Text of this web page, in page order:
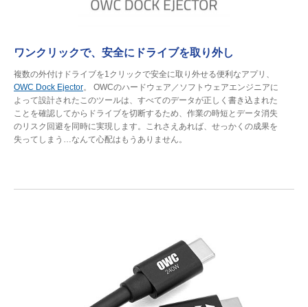
ワンクリックで、安全にドライブを取り外し
複数の外付けドライブを1クリックで安全に取り外せる便利なアプリ、
OWC Dock Ejector。 OWCのハードウェア／ソフトウェアエンジニアに
よって設計されたこのツールは、すべてのデータが正しく書き込まれた
ことを確認してからドライブを切断するため、作業の時短とデータ消失
のリスク回避を同時に実現します。これさえあれば、せっかくの成果を
失ってしまう…なんて心配はもうありません。